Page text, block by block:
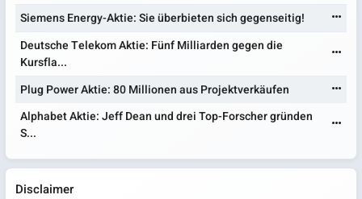
Siemens Energy-Aktie: Sie überbieten sich gegenseitig!
Deutsche Telekom Aktie: Fünf Milliarden gegen die
Kursfla...
Plug Power Aktie: 80 Millionen aus Projektverkäufen
Alphabet Aktie: Jeff Dean und drei Top-Forscher gründen
S...
Disclaimer